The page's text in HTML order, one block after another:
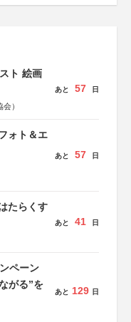
ト 絵画
）
あと 57 日
ォト＆エ
あと 57 日
たらくす
あと 41 日
ペーン
がる”を
あと 129 日